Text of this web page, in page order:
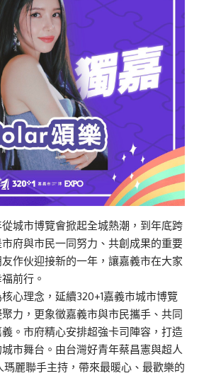
城市博覽會掀起全城熱潮，到年底跨
府與市民一同努力、共創成果的重要
作伙迎接新的一年，讓嘉義市在大家
前行。
心理念，延續320+1嘉義市城市博覽
力，更象徵嘉義市與市民攜手、共同
。市府精心安排超強卡司陣容，打造
市舞台。由台灣好青年蔡昌憲與超人
麗聯手主持，帶來最暖心、最歡樂的